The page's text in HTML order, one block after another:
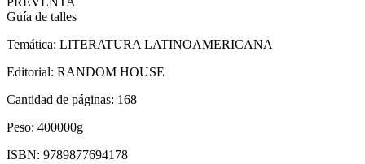
Guía de talles
Temática: LITERATURA LATINOAMERICANA
Editorial: RANDOM HOUSE
Cantidad de páginas: 168
Peso: 400000g
ISBN: 9789877694178